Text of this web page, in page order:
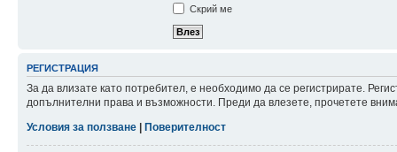
Скрий ме
РЕГИСТРАЦИЯ
За да влизате като потребител, е необходимо да се регистрирате.
допълнителни права и възможности. Преди да влезете, прочетете
Условия за ползване
Поверителност